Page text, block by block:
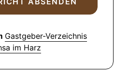
Gastgeber-Verzeichnis
im Harz